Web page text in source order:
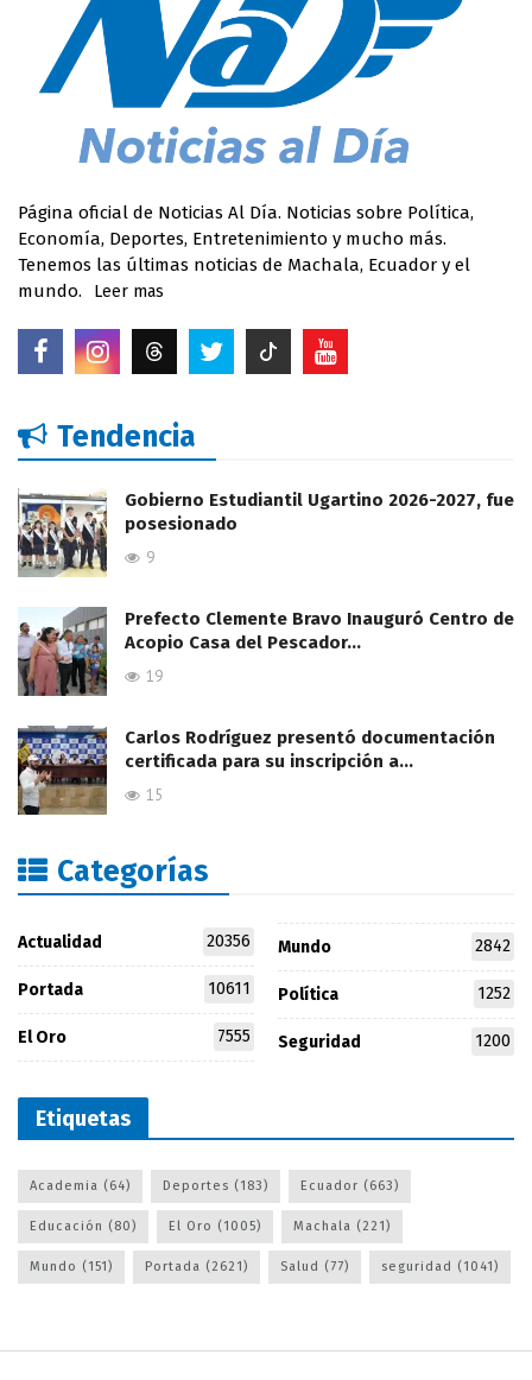
Página oficial de Noticias Al Día. Noticias sobre Política,
Economía, Deportes, Entretenimiento y mucho más.
Tenemos las últimas noticias de Machala, Ecuador y el
mundo.
Leer mas
Tendencia
Gobierno Estudiantil Ugartino 2026-2027, fue
posesionado
9
Prefecto Clemente Bravo Inauguró Centro de
Acopio Casa del Pescador…
19
Carlos Rodríguez presentó documentación
certificada para su inscripción a…
15
Categorías
Actualidad 20356
Portada 10611
El Oro 7555
Mundo 2842
Política 1252
Seguridad 1200
Etiquetas
Academia (64) Deportes (183) Ecuador (663)
Educación (80) El Oro (1005) Machala (221)
Mundo (151) Portada (2621) Salud (77) seguridad (1041)